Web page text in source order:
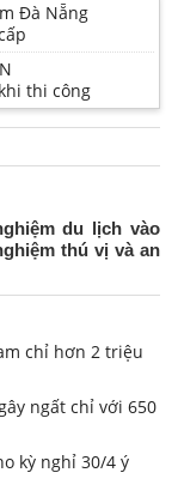
Đà Nẵng
thi công
du lịch vào
thú vị và an
chỉ hơn 2 triệu
ngất chỉ với 650
kỳ nghỉ 30/4 ý